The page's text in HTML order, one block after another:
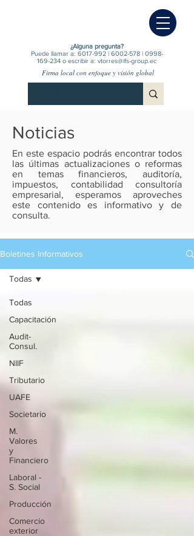
¿Alguna pregunta?
Puede llamar a: 6017-992| 6002-578| 0998-
169-234 o escribir a: vtorres@ifs-group.ec
Firma local con enfoque y visión global
Noticias
En este espacio podrás encontrar todos
las últimas actualizaciones o reformas
en temas financieros, auditoría,
impuestos, contabilidad consultoría
empresarial, esperamos aproveches
este contenido es informativo y de
consulta.
Boletines Informativos
Todas
Capacitación
Audit-
Consul.
NIIF
Tributario
UAFE
Societario
M.
Valores
y
Financiero
Laboral -
S. Social
Producción
Comercio
exterior
Todas